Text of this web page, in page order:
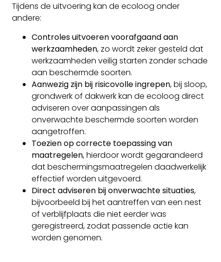
Tijdens de uitvoering kan de ecoloog onder
andere:
Controles uitvoeren voorafgaand aan
werkzaamheden, zo wordt zeker gesteld dat
werkzaamheden veilig starten zonder schade
aan beschermde soorten.
Aanwezig zijn bij risicovolle ingrepen, bij sloop,
grondwerk of dakwerk kan de ecoloog direct
adviseren over aanpassingen als
onverwachte beschermde soorten worden
aangetroffen.
Toezien op correcte toepassing van
maatregelen, hierdoor wordt gegarandeerd
dat beschermingsmaatregelen daadwerkelijk
effectief worden uitgevoerd.
Direct adviseren bij onverwachte situaties,
bijvoorbeeld bij het aantreffen van een nest
of verblijfplaats die niet eerder was
geregistreerd, zodat passende actie kan
worden genomen.